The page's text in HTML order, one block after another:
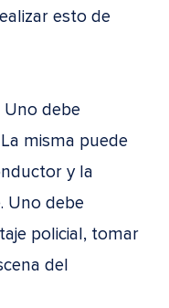
esto de
Uno debe
misma puede
y la
Uno debe
policial, tomar
del